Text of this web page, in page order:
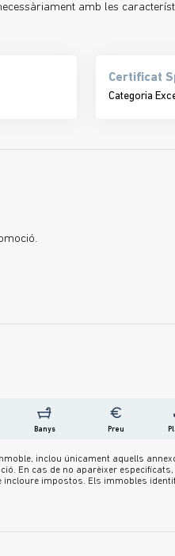
amb les
Certificat
Categoria
Banys Preu
inclou únicament aquells
En cas de no aparèixer
impostos. Els immobles